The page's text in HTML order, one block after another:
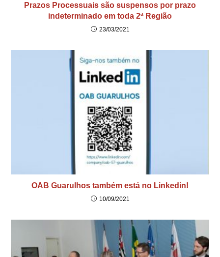
Prazos Processuais são suspensos por prazo
indeterminado em toda 2ª Região
23/03/2021
OAB Guarulhos também está no Linkedin!
10/09/2021